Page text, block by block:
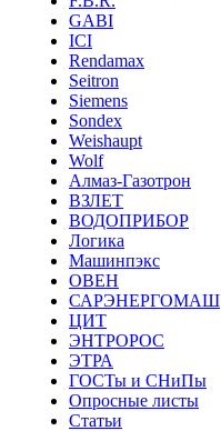
GABI
ICI
Rendamax
Seitron
Siemens
Sondex
Weishaupt
Wolf
Алмаз-Газотрон
ВЗЛЕТ
ВОДОПРИБОР
Логика
Машинпэкс
ОВЕН
САРЭНЕРГОМАШ
ЦИТ
ЭНТРОРОС
ЭТРА
ГОСТы и СНиПы
Опросные листы
Статьи